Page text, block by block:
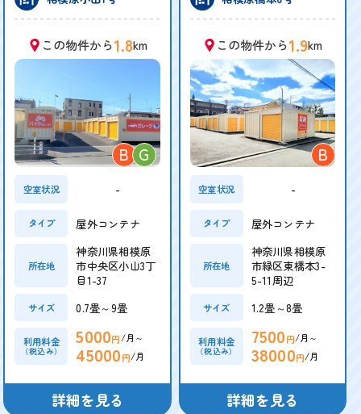
この物件から1.8km
B G
空室状況 -
タイプ 屋外コンテナ
所在地
神奈川県相模原
市中央区小山3丁
目1-37
サイズ 0.7畳～9畳
利用料金
（税込み）
5000円/月～
45000円/月
詳細を見る
この物件から1.9km
B
空室状況 -
タイプ 屋外コンテナ
所在地
神奈川県相模原
市緑区東橋本3-
5-11周辺
サイズ 1.2畳～8畳
利用料金
（税込み）
7500円/月～
38000円/月
詳細を見る